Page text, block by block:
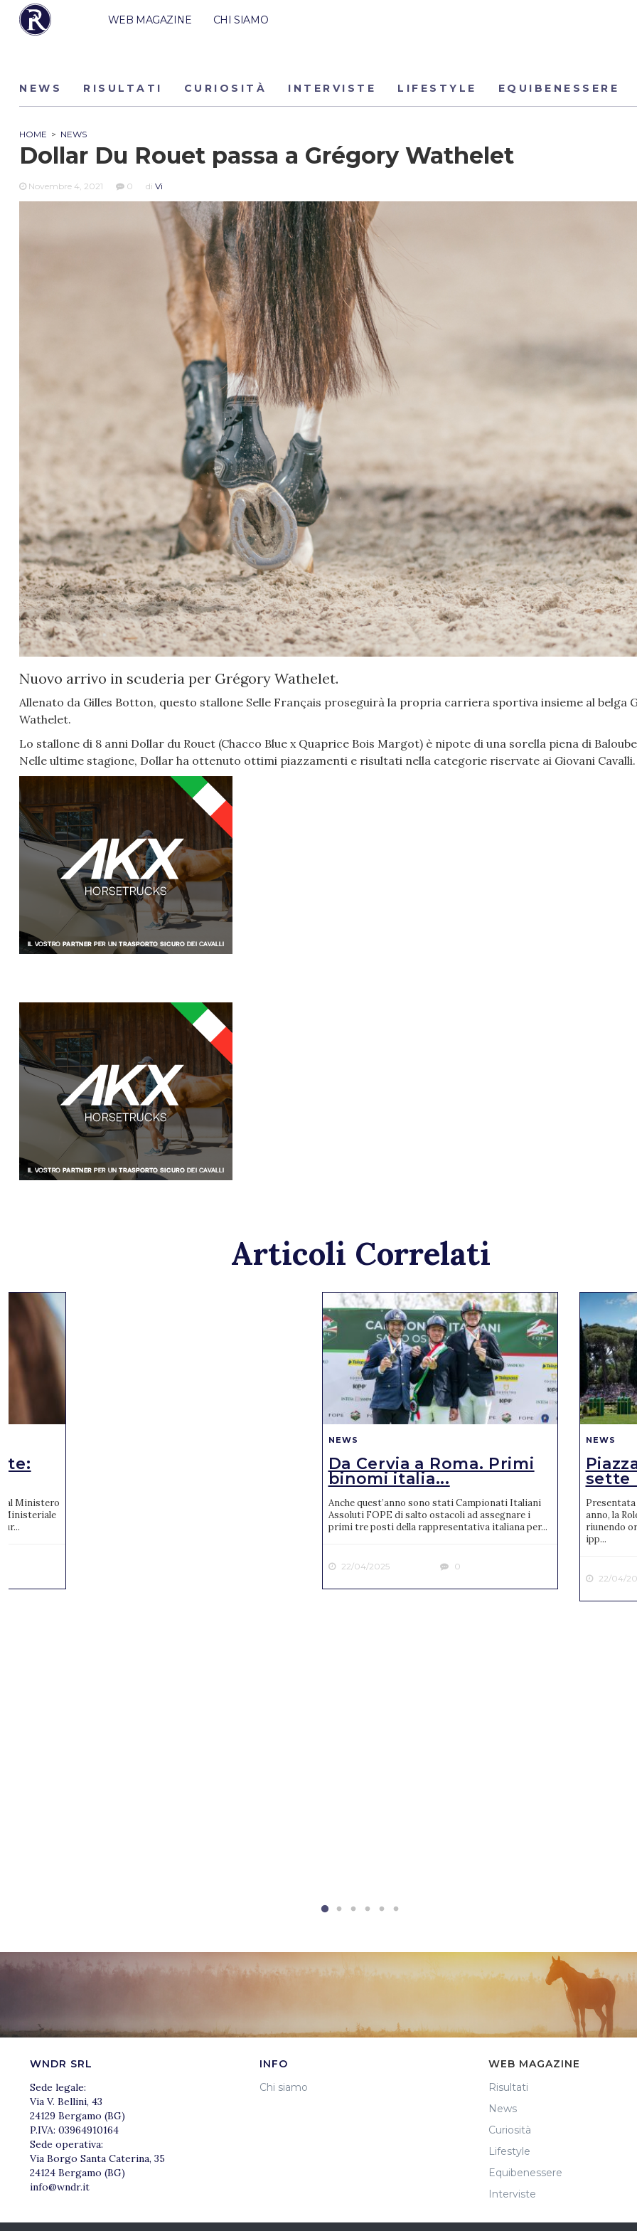
WEB MAGAZINE CHI SIAMO
NEWS RISULTATI CURIOSITÀ INTERVISTE LIFESTYLE EQUIBENESSERE
HOME > NEWS
Dollar Du Rouet passa a Grégory Wathelet
Novembre 4, 2021 0 di Vi
Nuovo arrivo in scuderia per Grégory Wathelet.
Allenato da Gilles Botton, questo stallone Selle Français proseguirà la propria carriera sportiva insieme al belga
Wathelet.
Lo stallone di 8 anni Dollar du Rouet (Chacco Blue x Quaprice Bois Margot) è nipote di una sorella piena di
Nelle ultime stagione, Dollar ha ottenuto ottimi piazzamenti e risultati nella categorie riservate ai Giovani Cavalli.
Articoli Correlati
al Ministero
Ministeriale
NEWS
Da Cervia a Roma. Primi
binomi italia...
Anche quest’anno sono stati Campionati Italiani
Assoluti FOPE di salto ostacoli ad assegnare i
primi tre posti della rappresentativa italiana per...
22/04/2025 0
NEWS
sette
Presentata
anno, la
riunendo
ipp...
22/04/
WNDR SRL
Sede legale:
Via V. Bellini, 43
24129 Bergamo (BG)
P.IVA: 03964910164
Sede operativa:
Via Borgo Santa Caterina, 35
24124 Bergamo (BG)
info@wndr.it
INFO
Chi siamo
WEB MAGAZINE
Risultati
News
Curiosità
Lifestyle
Equibenessere
Interviste